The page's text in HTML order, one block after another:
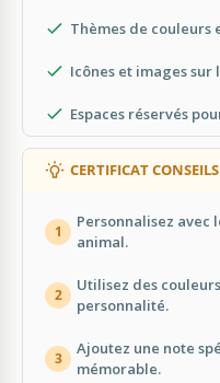
Thèmes de couleurs
Icônes et images sur
Espaces réservés
CERTIFICAT CONSEILS
1
Personnalisez avec
animal.
2
Utilisez des
personnalité.
3
Ajoutez une note
mémorable.